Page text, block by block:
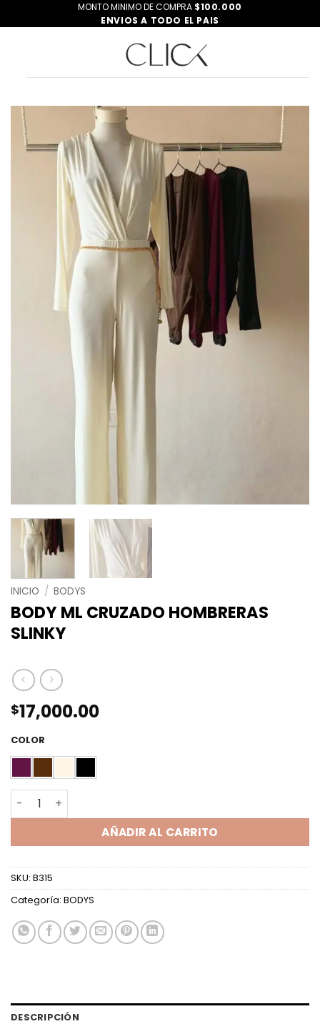
al
MONTO MINIMO DE COMPRA $100.000
ENVIOS A TODO EL PAIS
INICIO / BODYS
BODY ML CRUZADO HOMBRERAS
SLINKY
$17,000.00
COLOR
BODY ML CRUZADO HOMBRERAS SLINKY cantidad
AÑADIR AL CARRITO
SKU: B315
Categoría: BODYS
DESCRIPCIÓN